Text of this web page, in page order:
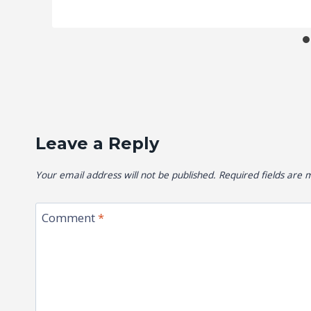
Leave a Reply
Your email address will not be published. Required fields are
Comment*